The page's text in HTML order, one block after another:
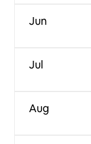
Jun
Jul
Aug